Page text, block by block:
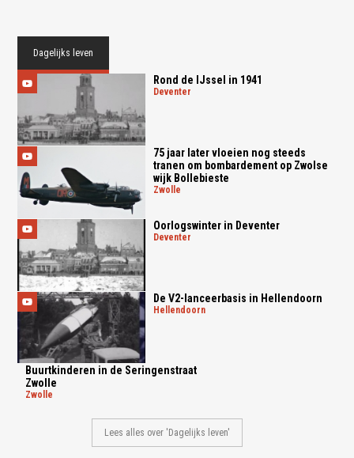
Dagelijks leven
Rond de IJssel in 1941
deventer
75 jaar later vloeien nog steeds
tranen om bombardement op Zwolse
wijk Bollebieste
zwolle
Oorlogswinter in Deventer
deventer
De V2-lanceerbasis in Hellendoorn
hellendoorn
Buurtkinderen in de Seringenstraat
Zwolle
zwolle
Lees alles over 'Dagelijks leven'